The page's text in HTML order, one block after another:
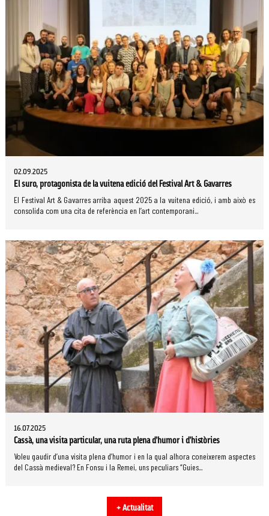
02.09.2025
El suro, protagonista de la vuitena edició del Festival Art & Gavarres
El Festival Art & Gavarres arriba aquest 2025 a la vuitena edició, i amb això es
consolida com una cita de referència en l’art contemporani...
16.07.2025
Cassà, una visita particular, una ruta plena d’humor i d’històries
Voleu gaudir d’una visita plena d’humor i en la qual alhora coneixerem aspectes
del Cassà medieval? En Fonsu i la Remei, uns peculiars “Guies...
+ Actualitat